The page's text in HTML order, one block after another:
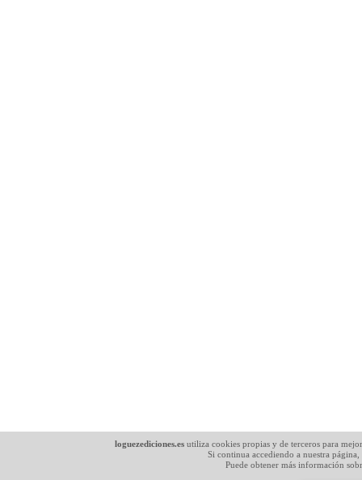
loguezediciones.es utiliza cookies propias y de terceros para
Si continua accediendo a nuestra
Puede obtener más información